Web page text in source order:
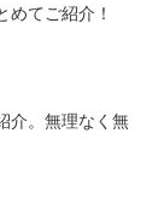
めてご紹介！
介。無理なく無